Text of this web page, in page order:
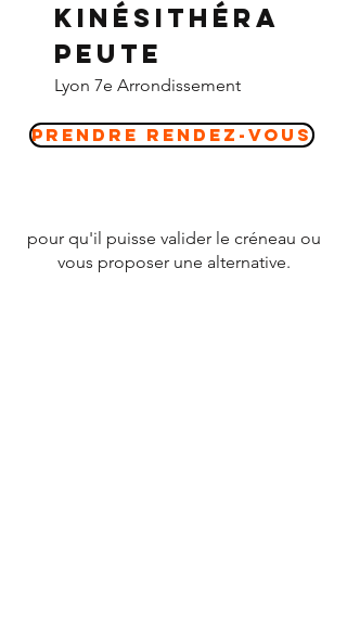
Kinésithéra
peute
Lyon 7e Arrondissement
Prendre Rendez-vous
pour qu'il puisse valider le créneau ou
vous proposer une alternative.